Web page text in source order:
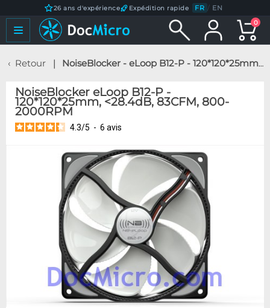
26 ans d'expérience Expédition rapide FR / EN
0
Retour NoiseBlocker - eLoop B12-P - 120*120*25mm, <28.4dB, 83CFM, 800-2000RPM
NoiseBlocker eLoop B12-P -
120*120*25mm, <28.4dB, 83CFM, 800-
2000RPM
4.3/5 - 6 avis